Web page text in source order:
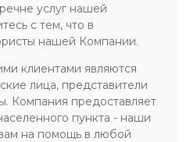
услуг нашей
с тем, что в
нашей Компании.
клиентами являются
лица, представители
Компания предоставляет
пункта - наши
на помощь в любой